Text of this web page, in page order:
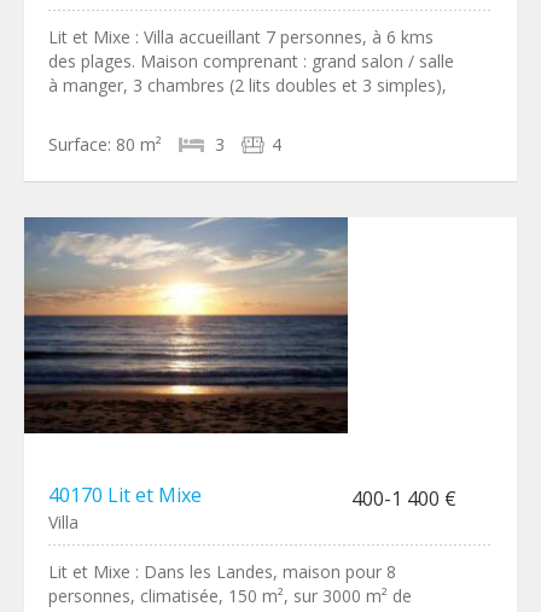
Lit et Mixe : Villa accueillant 7 personnes, à 6 kms
des plages. Maison comprenant : grand salon / salle
à manger, 3 chambres (2 lits doubles et 3 simples),
Surface: 80 m² 3 4
40170 Lit et Mixe 400-1 400 €
Villa
Lit et Mixe : Dans les Landes, maison pour 8
personnes, climatisée, 150 m², sur 3000 m² de